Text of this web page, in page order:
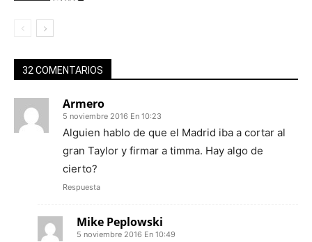
32 COMENTARIOS
Armero
5 noviembre 2016 En 10:23
Alguien hablo de que el Madrid iba a cortar al
gran Taylor y firmar a timma. Hay algo de
cierto?
Respuesta
Mike Peplowski
5 noviembre 2016 En 10:49